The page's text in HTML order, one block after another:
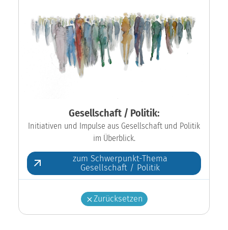
Gesellschaft / Politik:
Initiativen und Impulse aus Gesellschaft und Politik
im Überblick.
zum Schwerpunkt-Thema
Gesellschaft / Politik
Zurücksetzen